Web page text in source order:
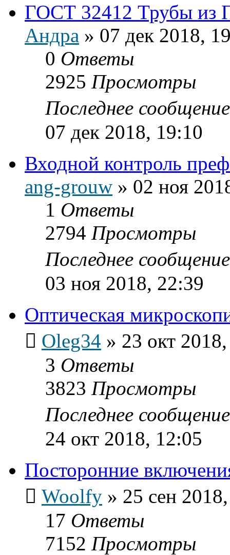
ГОСТ 32412 Трубы из
Андра » 07 дек 2018,
0 Ответы
2925 Просмотры
Последнее
07 дек 2018, 19:10
Входной контроль
ang-grouw » 02 ноя
1 Ответы
2794 Просмотры
Последнее
03 ноя 2018, 22:39
Оптическая
Oleg34 » 23 окт
3 Ответы
3823 Просмотры
Последнее
24 окт 2018, 12:05
Посторонние
Woolfy » 25 сен
17 Ответы
7152 Просмотры